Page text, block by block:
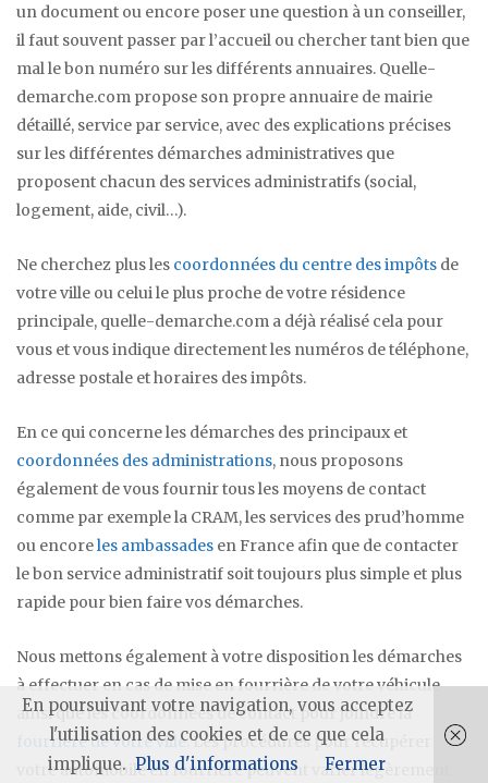
un document ou encore poser une question à un conseiller,
il faut souvent passer par l’accueil ou chercher tant bien que
mal le bon numéro sur les différents annuaires. Quelle-
demarche.com propose son propre annuaire de mairie
détaillé, service par service, avec des explications précises
sur les différentes démarches administratives que
proposent chacun des services administratifs (social,
logement, aide, civil…).
Ne cherchez plus les coordonnées du centre des impôts de
votre ville ou celui le plus proche de votre résidence
principale, quelle-demarche.com a déjà réalisé cela pour
vous et vous indique directement les numéros de téléphone,
adresse postale et horaires des impôts.
En ce qui concerne les démarches des principaux et
coordonnées des administrations, nous proposons
également de vous fournir tous les moyens de contact
comme par exemple la CRAM, les services des prud’homme
ou encoreles ambassades en France afin que de contacter
le bon service administratif soit toujours plus simple et plus
rapide pour bien faire vos démarches.
Nous mettons également à votre disposition les démarches
à effectuer en cas de mise en fourrière de votre véhicule
ainsi que les coordonnées de contact pour joindre la
fourrière de votre ville. Les procédures pour récupérer
votre automobile en fourrière peuvent varier légèrement
En poursuivant votre navigation, vous acceptez
l'utilisation des cookies et de ce que cela
implique. Plus d'informations Fermer